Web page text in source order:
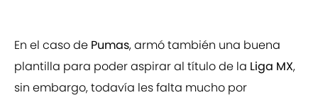
En el caso de Pumas, armó también una buena
plantilla para poder aspirar al título de la Liga MX,
sin embargo, todavía les falta mucho por